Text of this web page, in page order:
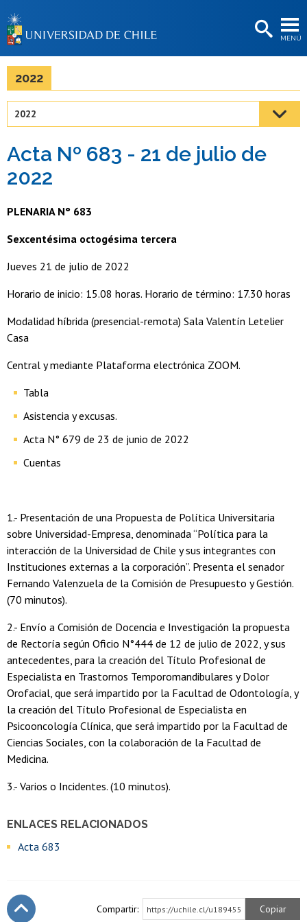
MENÚ
BIBLIOTECAS
Estudiantes
Académicas/os
2022
2022
Acta Nº 683 - 21 de julio de
2022
ENLACES RELACIONADOS
Acta 683
PLENARIA N° 683
Sexcentésima octogésima tercera
Jueves 21 de julio de 2022
Horario de inicio: 15.08 horas. Horario de término: 17.30 horas
Modalidad híbrida (presencial-remota) Sala Valentín Letelier
Casa
Central y mediante Plataforma electrónica ZOOM.
Tabla
Asistencia y excusas.
Acta N° 679 de 23 de junio de 2022
Cuentas
1.- Presentación de una Propuesta de Política Universitaria
sobre Universidad-Empresa, denominada “Política para la
interacción de la Universidad de Chile y sus integrantes con
Instituciones externas a la corporación”. Presenta el senador
Fernando Valenzuela de la Comisión de Presupuesto y Gestión.
(70 minutos).
2.- Envío a Comisión de Docencia e Investigación la propuesta
de Rectoría según Oficio N°444 de 12 de julio de 2022, y sus
antecedentes, para la creación del Título Profesional de
Especialista en Trastornos Temporomandibulares y Dolor
Orofacial, que será impartido por la Facultad de Odontología, y
la creación del Título Profesional de Especialista en
Psicooncología Clínica, que será impartido por la Facultad de
Ciencias Sociales, con la colaboración de la Facultad de
Medicina.
3.- Varios o Incidentes. (10 minutos).
Compartir: https://uchile.cl/u189455 Copiar